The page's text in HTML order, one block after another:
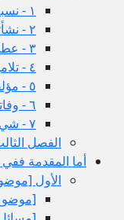
١ - نسبه و مولده:
٢ - نشأته العلمية:
٣ - عطاؤه العلمي:
٤ - تلاميذه:
٥ - مؤلفاته:
٦ - وفاته رحمه الله:
٧ - شي‏ء حول كتاب «كفاية الاصول»:
الفصل
أما المقدمة ففي
الأول‏